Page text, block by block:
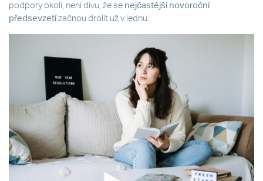
podpory okolí, není divu, že se nejčastější novoroční
předsevzetízačnou drolit už v lednu.